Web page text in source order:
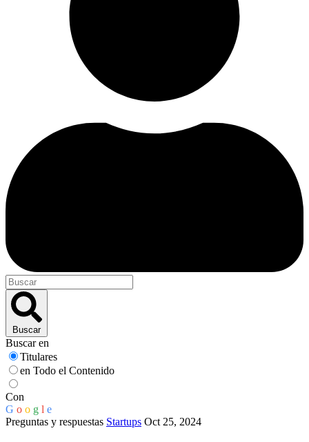
Buscar
Buscar en
Titulares
en Todo el Contenido
Con
G o o g l e
Preguntas y respuestas Startups Oct 25, 2024